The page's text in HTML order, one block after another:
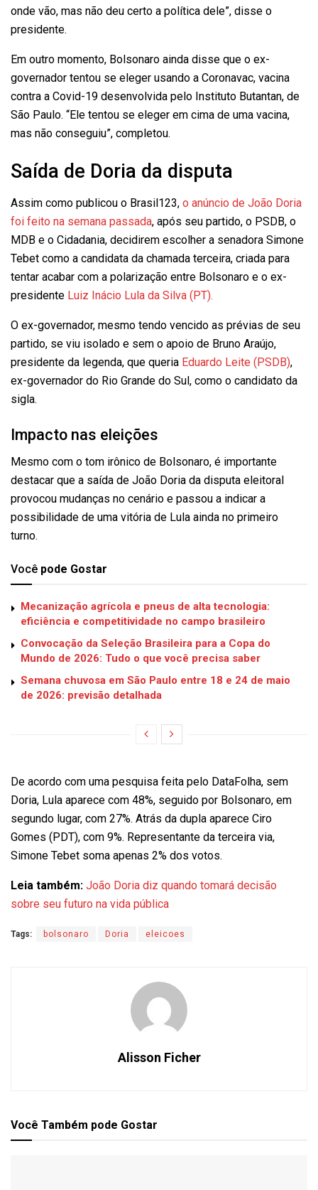
onde vão, mas não deu certo a política dele”, disse o
presidente.
Em outro momento, Bolsonaro ainda disse que o ex-
governador tentou se eleger usando a Coronavac, vacina
contra a Covid-19 desenvolvida pelo Instituto Butantan, de
São Paulo. “Ele tentou se eleger em cima de uma vacina,
mas não conseguiu”, completou.
Saída de Doria da disputa
Assim como publicou o Brasil123, o anúncio de João Doria
foi feito na semana passada, após seu partido, o PSDB, o
MDB e o Cidadania, decidirem escolher a senadora Simone
Tebet como a candidata da chamada terceira, criada para
tentar acabar com a polarização entre Bolsonaro e o ex-
presidente Luiz Inácio Lula da Silva (PT).
O ex-governador, mesmo tendo vencido as prévias de seu
partido, se viu isolado e sem o apoio de Bruno Araújo,
presidente da legenda, que queria Eduardo Leite (PSDB),
ex-governador do Rio Grande do Sul, como o candidato da
sigla.
Impacto nas eleições
Mesmo com o tom irônico de Bolsonaro, é importante
destacar que a saída de João Doria da disputa eleitoral
provocou mudanças no cenário e passou a indicar a
possibilidade de uma vitória de Lula ainda no primeiro
turno.
Você pode Gostar
Mecanização agrícola e pneus de alta tecnologia:
eficiência e competitividade no campo brasileiro
Convocação da Seleção Brasileira para a Copa do
Mundo de 2026: Tudo o que você precisa saber
Semana chuvosa em São Paulo entre 18 e 24 de maio
de 2026: previsão detalhada
De acordo com uma pesquisa feita pelo DataFolha, sem
Doria, Lula aparece com 48%, seguido por Bolsonaro, em
segundo lugar, com 27%. Atrás da dupla aparece Ciro
Gomes (PDT), com 9%. Representante da terceira via,
Simone Tebet soma apenas 2% dos votos.
Leia também: João Doria diz quando tomará decisão
sobre seu futuro na vida pública
Tags: bolsonaro Doria eleicoes
Alisson Ficher
Você Também pode Gostar